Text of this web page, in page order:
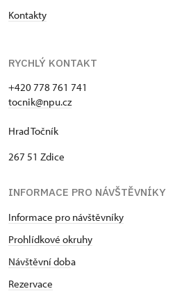
Kontakty
RYCHLÝ KONTAKT
+420 778 761 741
tocnik@npu.cz
Hrad Točník
267 51 Zdice
INFORMACE PRO NÁVŠTĚVNÍKY
Informace pro návštěvníky
Prohlídkové okruhy
Návštěvní doba
Rezervace